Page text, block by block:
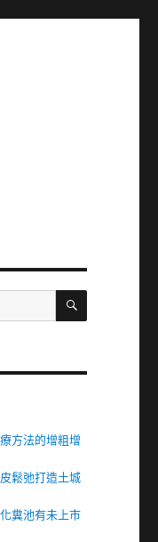
搜
方法的增粗增
鬆弛打造土城
糞池有未上市